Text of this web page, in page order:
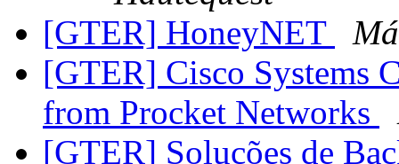
[GTER] HoneyNET
[GTER] Cisco Systems
from Procket Networks
[GTER] Soluções de